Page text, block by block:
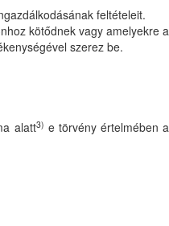
feltételeit.
kötődnek vagy amelyekre a
szerez be.
alatt3) e törvény értelmében a